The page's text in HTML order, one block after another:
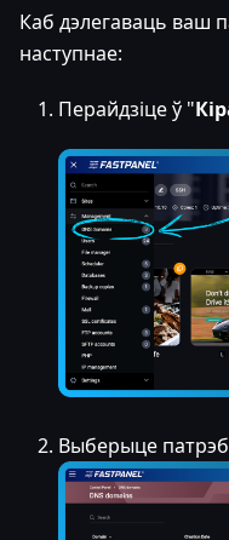
Каб дэлегаваць ваш
наступнае:
Перайдзіце ў "
Выберыце